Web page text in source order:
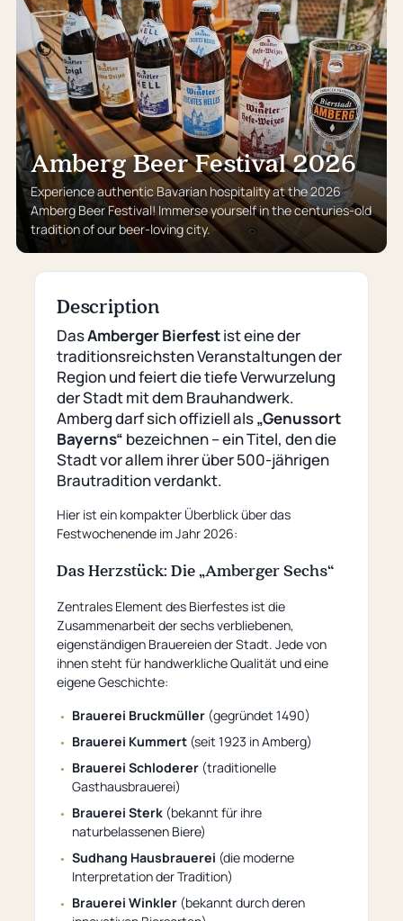
Amberg Beer Festival 2026
Experience authentic Bavarian hospitality at the 2026
Amberg Beer Festival! Immerse yourself in the centuries-old
tradition of our beer-loving city.
Description
DasAmberger Bierfestist eine der
traditionsreichsten Veranstaltungen der
Region und feiert die tiefe Verwurzelung
der Stadt mit dem Brauhandwerk.
Amberg darf sich offiziell als„Genussort
Bayerns“ bezeichnen – ein Titel, den die
Stadt vor allem ihrer über 500-jährigen
Brautradition verdankt.
Hier ist ein kompakter Überblick über das
Festwochenende im Jahr 2026:
Das Herzstück: Die „Amberger Sechs“
Zentrales Element des Bierfestes ist die
Zusammenarbeit der sechs verbliebenen,
eigenständigen Brauereien der Stadt. Jede von
ihnen steht für handwerkliche Qualität und eine
eigene Geschichte:
Brauerei Bruckmüller(gegründet 1490)
Brauerei Kummert(seit 1923 in Amberg)
Brauerei Schloderer(traditionelle
Gasthausbrauerei)
Brauerei Sterk(bekannt für ihre
naturbelassenen Biere)
Sudhang Hausbrauerei (die moderne
Interpretation der Tradition)
Brauerei Winkler(bekannt durch deren